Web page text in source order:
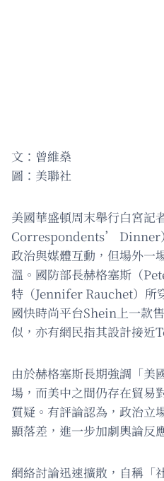
文：曾維燊
圖：美聯社
美國華盛頓周末舉行白宮
Correspondents’ Dinner
政治與媒體互動，但場外一
溫。國防部長赫格塞斯（
特（Jennifer Rauchet）所
國快時尚平台Shein上一款
似，亦有網民指其設計接近
由於赫格塞斯長期強調「美
場，而美中之間仍存在貿易
質疑。有評論認為，政治立
顯落差，進一步加劇輿論反
網絡討論迅速擴散，自稱「